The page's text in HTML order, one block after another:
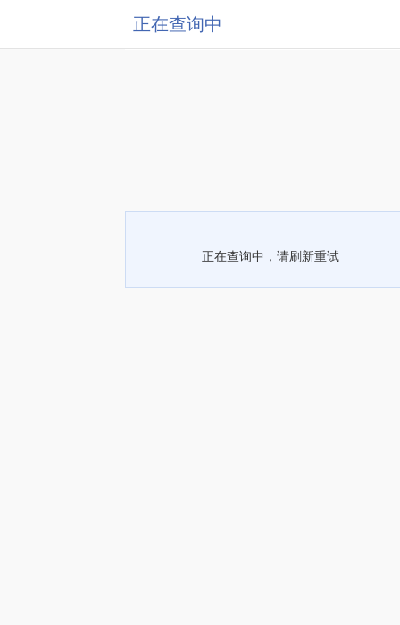
正在查询中
正在查询中，请刷新重试